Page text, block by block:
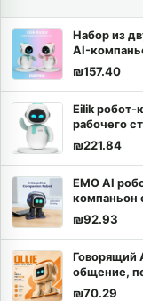
Набор из
AI-
₪157.40
Eilik робот-
рабочего
₪221.84
EMO AI
компаньон
₪92.93
Говорящий
общение,
₪70.29